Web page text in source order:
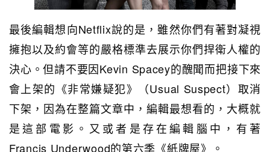
最後編輯想向Netflix說的是，雖然你們有著對凝視
擁抱以及約會等的嚴格標準去展示你們捍衛人權的
決心。但請不要因Kevin Spacey的醜聞而把接下來
會上架的《非常嫌疑犯》（Usual Suspect）取消
下架，因為在整篇文章中，編輯最想看的，大概就
是這部電影。又或者是存在編輯腦中，有著
Francis Underwood的第六季《紙牌屋》。